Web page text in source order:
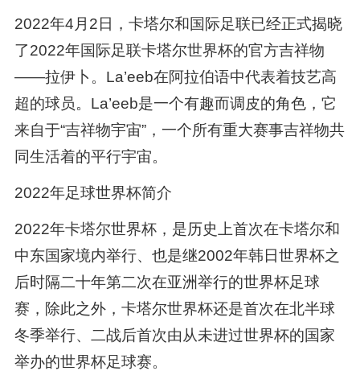
2022年4月2日，卡塔尔和国际足联已经正式揭晓
了2022年国际足联卡塔尔世界杯的官方吉祥物
——拉伊卜。La’eeb在阿拉伯语中代表着技艺高
超的球员。La’eeb是一个有趣而调皮的角色，它
来自于“吉祥物宇宙”，一个所有重大赛事吉祥物共
同生活着的平行宇宙。
2022年足球世界杯简介
2022年卡塔尔世界杯，是历史上首次在卡塔尔和
中东国家境内举行、也是继2002年韩日世界杯之
后时隔二十年第二次在亚洲举行的世界杯足球
赛，除此之外，卡塔尔世界杯还是首次在北半球
冬季举行、二战后首次由从未进过世界杯的国家
举办的世界杯足球赛。